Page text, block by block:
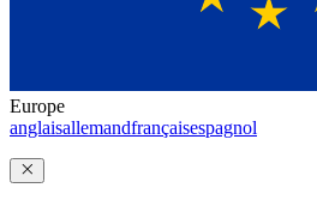
Europe
anglaisallemandfrançaisespagnol